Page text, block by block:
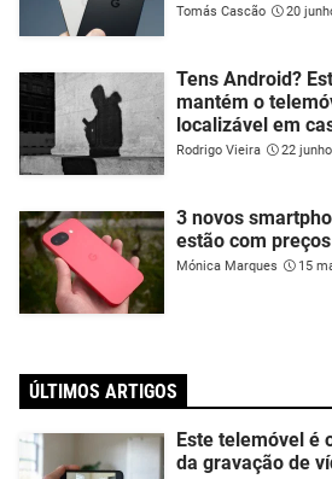
Tomás Cascão 20
Tens Android?
mantém o
localizável em
Rodrigo Vieira 22
3 novos
estão com
Mónica Marques 15
ÚLTIMOS ARTIGOS
Este telemóvel é
da gravação de